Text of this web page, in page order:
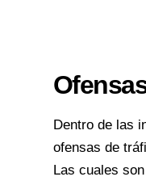
Dentro de las
ofensas de
Las cuales